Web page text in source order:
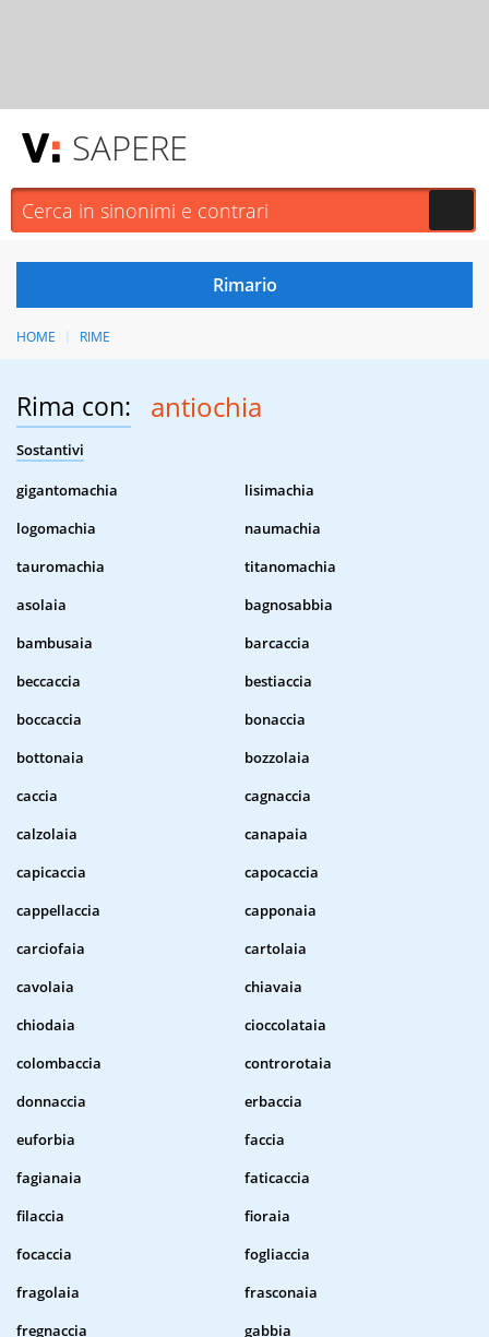
SAPERE
HOME RIME
Rima con: antiochia
Sostantivi
gigantomachia
lisimachia
logomachia
naumachia
tauromachia
titanomachia
asolaia
bagnosabbia
bambusaia
barcaccia
beccaccia
bestiaccia
boccaccia
bonaccia
bottonaia
bozzolaia
caccia
cagnaccia
calzolaia
canapaia
capicaccia
capocaccia
cappellaccia
capponaia
carciofaia
cartolaia
cavolaia
chiavaia
chiodaia
cioccolataia
colombaccia
controrotaia
donnaccia
erbaccia
euforbia
faccia
fagianaia
faticaccia
filaccia
fioraia
focaccia
fogliaccia
fragolaia
frasconaia
fregnaccia
gabbia